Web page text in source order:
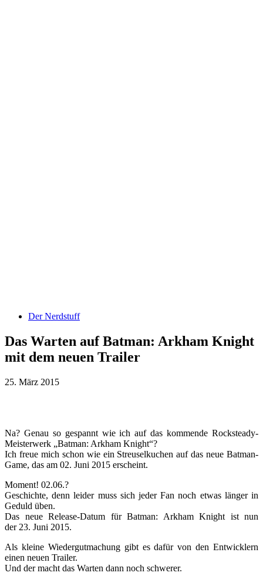
Der Nerdstuff
Das Warten auf Batman: Arkham Knight
mit dem neuen Trailer
25. März 2015
Na? Genau so gespannt wie ich auf das kommende Rocksteady-
Meisterwerk „Batman: Arkham Knight“?
Ich freue mich schon wie ein Streuselkuchen auf das neue Batman-
Game, das am 02. Juni 2015 erscheint.
Moment! 02.06.?
Geschichte, denn leider muss sich jeder Fan noch etwas länger in
Geduld üben.
Das neue Release-Datum für Batman: Arkham Knight ist nun
der 23. Juni 2015.
Als kleine Wiedergutmachung gibt es dafür von den Entwicklern
einen neuen Trailer.
Und der macht das Warten dann noch schwerer.